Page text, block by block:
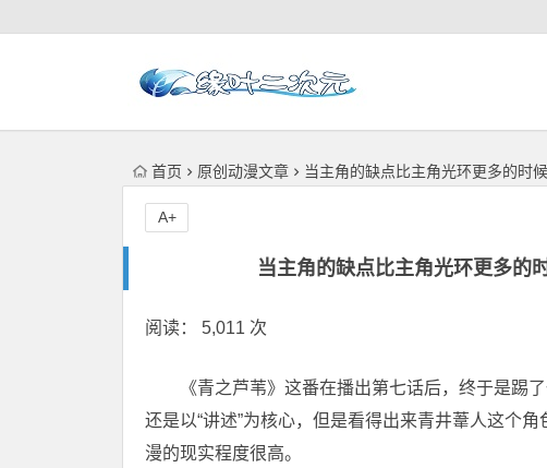
首页 原创动漫文章 当主角的缺点比主角光环更多的时
当主角的缺点比主角光环更多的
A+
阅读： 5,011 次
《青之芦苇》这番在播出第七话后，终于是踢
还是以“讲述”为核心，但是看得出来青井葦人这个
漫的现实程度很高。